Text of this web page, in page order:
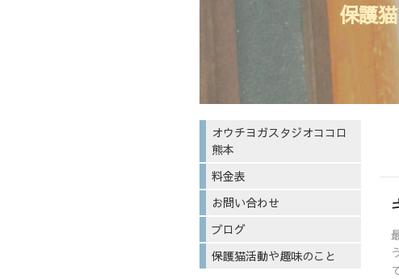
保護
オウチヨガスタジオココロ
熊本
料金表
お問い合わせ
ブログ
保護猫活動や趣味のこと